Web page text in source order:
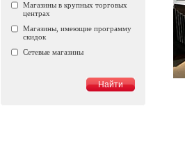
Магазины в крупных торговых
центрах
Магазины, имеющие программу
скидок
Сетевые магазины